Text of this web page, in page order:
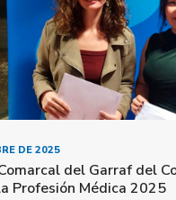
DE 2025
del Garraf del
Profesión Médica 2025